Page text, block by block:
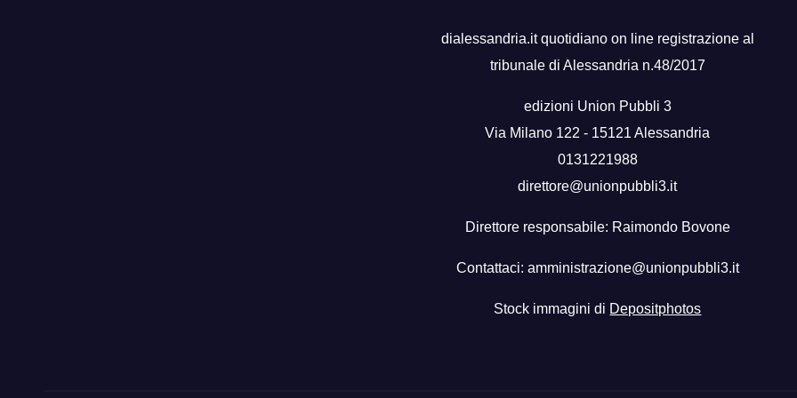
dialessandria.it quotidiano on line registrazione al
tribunale di Alessandria n.48/2017
edizioni Union Pubbli 3
Via Milano 122 - 15121 Alessandria
0131221988
direttore@unionpubbli3.it
Direttore responsabile: Raimondo Bovone
Contattaci: amministrazione@unionpubbli3.it
Stock immagini di Depositphotos